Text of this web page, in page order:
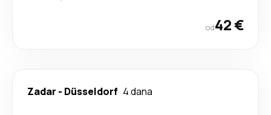
od42 €
Zadar - Düsseldorf 4 dana